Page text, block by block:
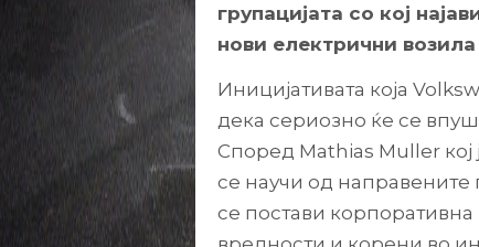
групацијата со кој
нови електрични
Иницијативата која
дека сериозно ќе се
Според Mathias Muller кој
се научи од
се постави корпоративна